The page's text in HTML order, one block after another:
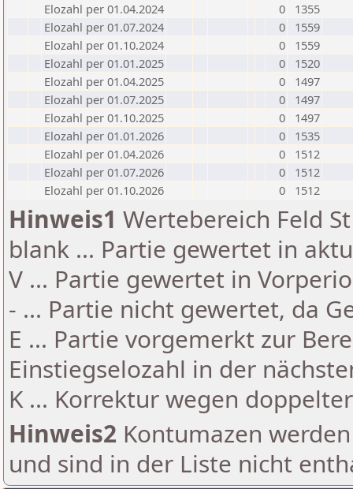
Elozahl per 01.04.2024
0
1355
Elozahl per 01.07.2024
0
1559
Elozahl per 01.10.2024
0
1559
Elozahl per 01.01.2025
0
1520
Elozahl per 01.04.2025
0
1497
Elozahl per 01.07.2025
0
1497
Elozahl per 01.10.2025
0
1497
Elozahl per 01.01.2026
0
1535
Elozahl per 01.04.2026
0
1512
Elozahl per 01.07.2026
0
1512
Elozahl per 01.10.2026
0 1512
Hinweis1 Wertebereich Feld
blank ... Partie gewertet in
V ... Partie gewertet in
- ... Partie nicht gewertet, da
E ... Partie vorgemerkt zur
Einstiegselozahl in der
K ... Korrektur wegen
Hinweis2 Kontumazen
und sind in der Liste nicht